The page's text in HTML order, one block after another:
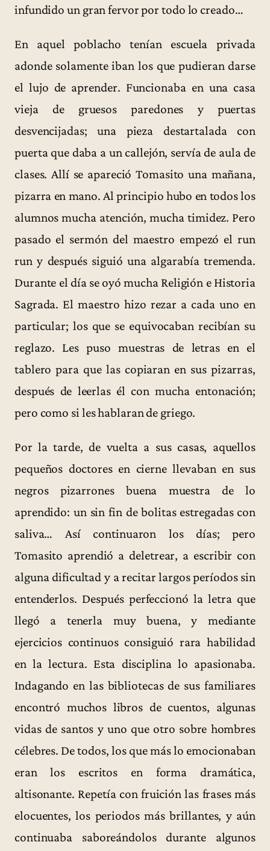
infundido un gran fervor por todo lo creado…
En aquel poblacho tenían escuela privada
adonde solamente iban los que pudieran darse
el lujo de aprender. Funcionaba en una casa
vieja de gruesos paredones y puertas
desvencijadas; una pieza destartalada con
puerta que daba a un callejón, servía de aula de
clases. Allí se apareció Tomasito una mañana,
pizarra en mano. Al principio hubo en todos los
alumnos mucha atención, mucha timidez. Pero
pasado el sermón del maestro empezó el run
run y después siguió una algarabía tremenda.
Durante el día se oyó mucha Religión e Historia
Sagrada. El maestro hizo rezar a cada uno en
particular; los que se equivocaban recibían su
reglazo. Les puso muestras de letras en el
tablero para que las copiaran en sus pizarras,
después de leerlas él con mucha entonación;
pero como si les hablaran de griego.
Por la tarde, de vuelta a sus casas, aquellos
pequeños doctores en cierne llevaban en sus
negros pizarrones buena muestra de lo
aprendido: un sin fin de bolitas estregadas con
saliva… Así continuaron los días; pero
Tomasito aprendió a deletrear, a escribir con
alguna dificultad y a recitar largos períodos sin
entenderlos. Después perfeccionó la letra que
llegó a tenerla muy buena, y mediante
ejercicios continuos consiguió rara habilidad
en la lectura. Esta disciplina lo apasionaba.
Indagando en las bibliotecas de sus familiares
encontró muchos libros de cuentos, algunas
vidas de santos y uno que otro sobre hombres
célebres. De todos, los que más lo emocionaban
eran los escritos en forma dramática,
altisonante. Repetía con fruición las frases más
elocuentes, los periodos más brillantes, y aún
continuaba saboreándolos durante algunos